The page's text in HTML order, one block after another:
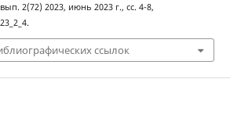
2(72) 2023, июнь 2023 г., сс. 4-8,
ссылок